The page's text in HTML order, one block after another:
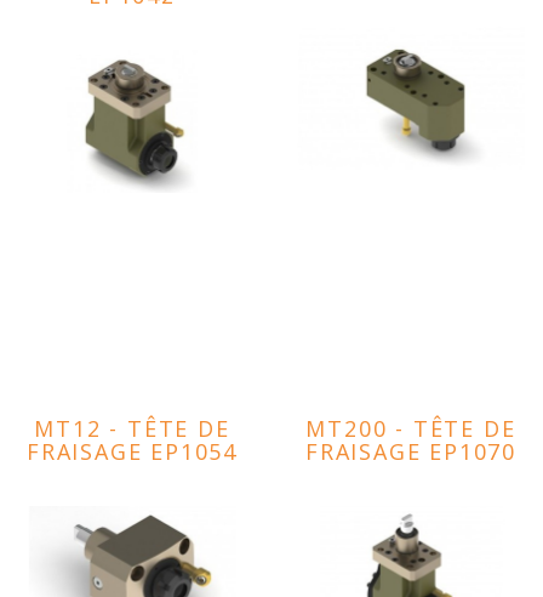
MT12 - TÊTE DE
FRAISAGE EP1054
MT200 - TÊTE DE
FRAISAGE EP1070